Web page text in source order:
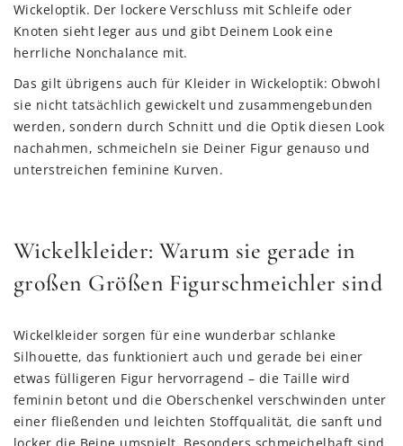
Wickeloptik. Der lockere Verschluss mit Schleife oder
Knoten sieht leger aus und gibt Deinem Look eine
herrliche Nonchalance mit.
Das gilt übrigens auch für Kleider in Wickeloptik: Obwohl
sie nicht tatsächlich gewickelt und zusammengebunden
werden, sondern durch Schnitt und die Optik diesen Look
nachahmen, schmeicheln sie Deiner Figur genauso und
unterstreichen feminine Kurven.
Wickelkleider: Warum sie gerade in
großen Größen Figurschmeichler sind
Wickelkleider sorgen für eine wunderbar schlanke
Silhouette, das funktioniert auch und gerade bei einer
etwas fülligeren Figur hervorragend – die Taille wird
feminin betont und die Oberschenkel verschwinden unter
einer fließenden und leichten Stoffqualität, die sanft und